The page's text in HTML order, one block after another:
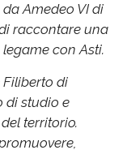
Amedeo VI di
raccontare una
con Asti.
Filiberto di
di studio e
territorio.